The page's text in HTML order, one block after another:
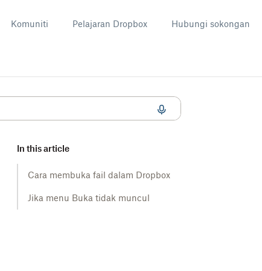
Komuniti Pelajaran Dropbox Hubungi sokongan
pihak ketiga
In this article
Cara membuka fail dalam Dropbox
Jika menu Buka tidak muncul